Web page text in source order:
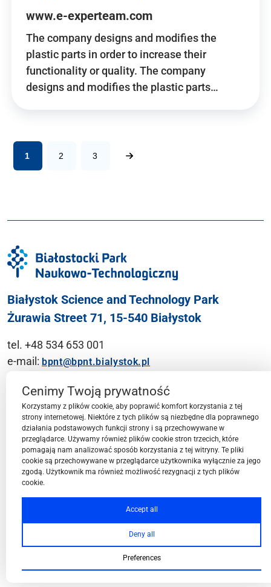
www.e-experteam.com
The company designs and modifies the
plastic parts in order to increase their
functionality or quality. The company
designs and modifies the plastic parts…
1 2 3
Białystok Science and Technology Park
Żurawia Street 71, 15-540 Białystok
tel. +48 534 653 001
e-mail: bpnt@bpnt.bialystok.pl
Contact
BPN-T Area
BPN-T Offer
Cenimy Twoją prywatność
Korzystamy z plików cookie, aby poprawić komfort korzystania z tej
strony internetowej. Niektóre z tych plików są niezbędne dla poprawnego
działania podstawowych funkcji strony i są przechowywane w
przeglądarce. Używamy również plików cookie stron trzecich, które
pomagają nam analizować sposób korzystania z tej witryny. Te pliki
cookie są przechowywane w przeglądarce użytkownika wyłącznie za jego
zgodą. Użytkownik ma również możliwość rezygnacji z tych plików
cookie.
Accept all
Deny all
Preferences